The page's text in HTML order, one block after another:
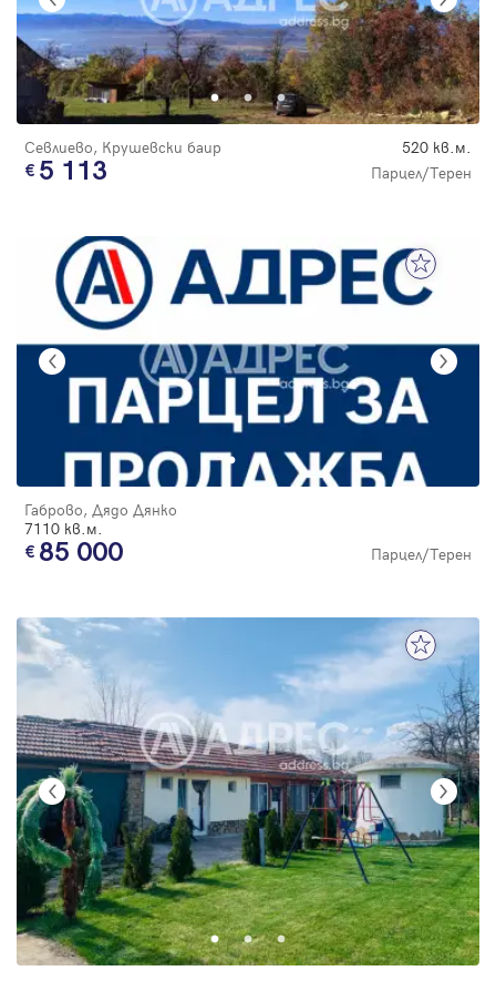
Севлиево, Крушевски баир 520 кв.м.
5 113 Парцел/Терен
Габрово, Дядо Дянко
7110 кв.м.
85 000 Парцел/Терен